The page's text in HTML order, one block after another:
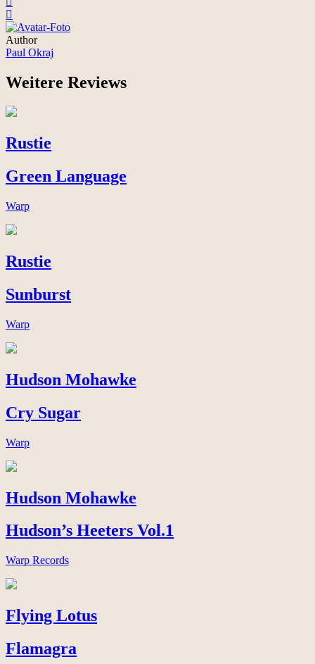
Author
Paul Okraj
Weitere Reviews
Rustie
Green Language
Warp
Rustie
Sunburst
Warp
Hudson Mohawke
Cry Sugar
Warp
Hudson Mohawke
Hudson’s Heeters Vol.1
Warp Records
Flying Lotus
Flamagra